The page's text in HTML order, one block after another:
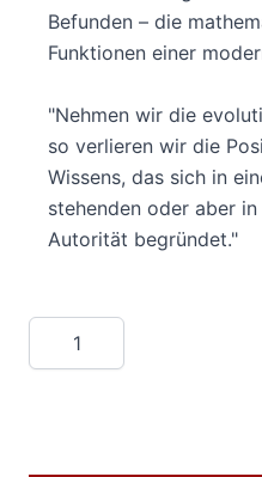
Befunden – die
Funktionen einer
"Nehmen wir die
so verlieren wir die
Wissens, das sich in
stehenden oder aber
Autorität begründet."
Menge